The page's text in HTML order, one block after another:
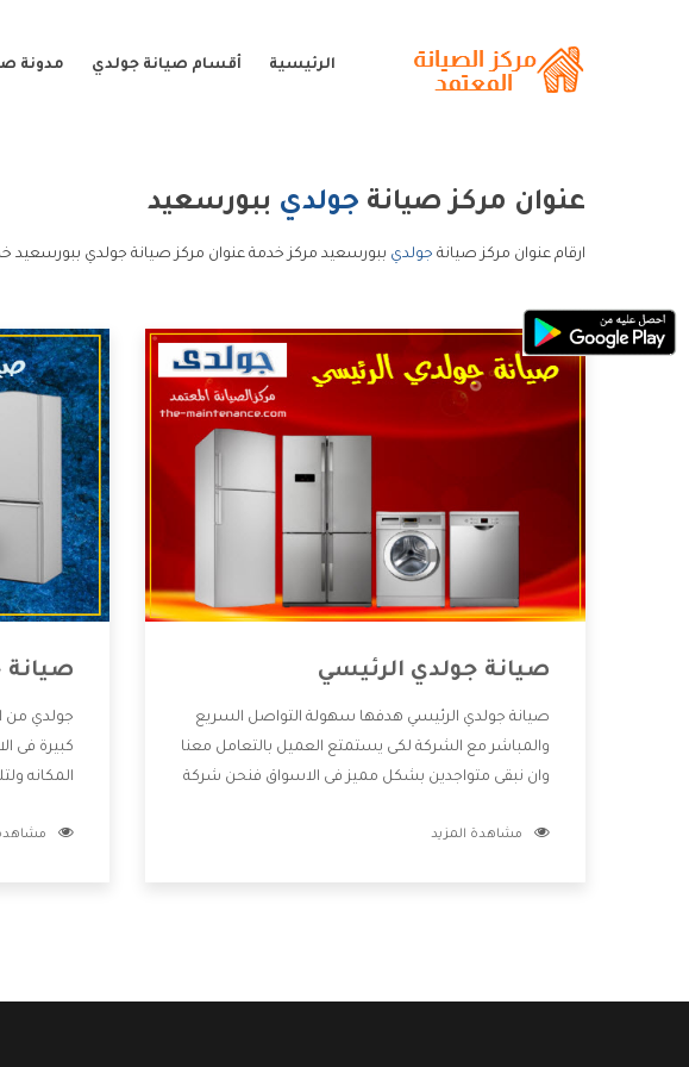
الرئيسية أقسام صيانة جولدي مدونة
عنوان مركز صيانة جولدي ببورسعيد
ارقام عنوان مركز صيانة جولدي ببورسعيد مركز خدمة عنوان مركز صيانة جولدي ببورسعيد
صيانة جولدي الرئيسي
صيانة جولدي الرئيسي هدفها سهولة التواصل السريع
والمباشر مع الشركة لكى يستمتع العميل بالتعامل معنا
وان نبقى متواجدين بشكل مميز فى الاسواق فنحن شركة
بالخدمات التى تنفرد الشركة بها والتى تكون منها خدمة
مشاهدة المزيد
صيانة
جولدي من
كبيرة فى
المكانه
ويستطيع